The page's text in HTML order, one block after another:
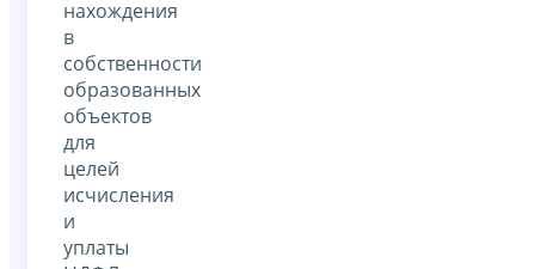
нахождения
в
собственности
образованных
объектов
для
целей
исчисления
и
уплаты